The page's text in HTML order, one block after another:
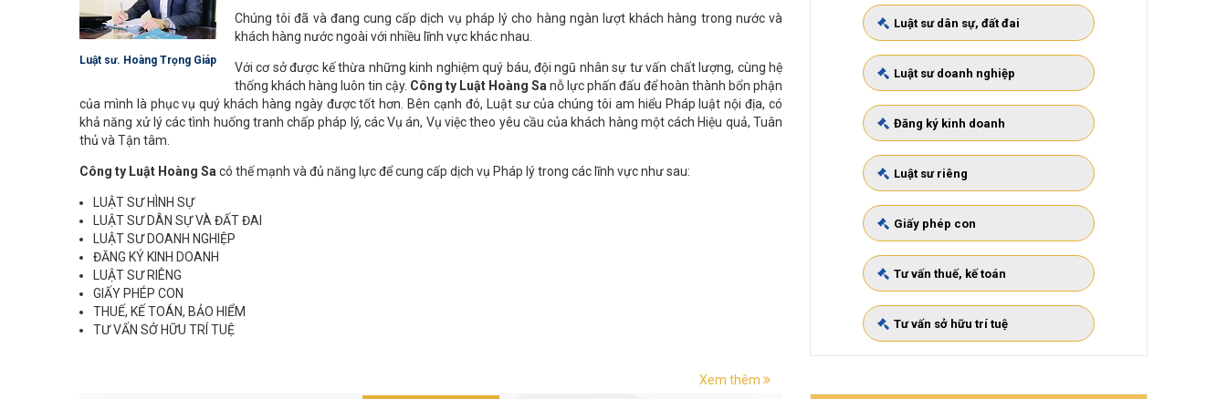
Luật sư. Hoàng Trọng Giáp
Chúng tôi đã và đang cung cấp dịch vụ pháp lý cho hàng ngàn lượt khách hàng trong nước và
khách hàng nước ngoài với nhiều lĩnh vực khác nhau.
Với cơ sở được kế thừa những kinh nghiệm quý báu, đội ngũ nhân sự tư vấn chất lượng, cùng hệ
thống khách hàng luôn tin cậy. Công ty Luật Hoàng Sa nỗ lực phấn đấu để hoàn thành bổn phận
của mình là phục vụ quý khách hàng ngày được tốt hơn. Bên cạnh đó, Luật sư của chúng tôi am hiểu Pháp luật nội địa, có
khả năng xử lý các tình huống tranh chấp pháp lý, các Vụ án, Vụ việc theo yêu cầu của khách hàng một cách Hiệu quả, Tuân
thủ và Tận tâm.
Công ty Luật Hoàng Sa có thế mạnh và đủ năng lực để cung cấp dịch vụ Pháp lý trong các lĩnh vực như sau:
LUẬT SƯ HÌNH SỰ
LUẬT SƯ DÂN SỰ VÀ ĐẤT ĐAI
LUẬT SƯ DOANH NGHIỆP
ĐĂNG KÝ KINH DOANH
LUẬT SƯ RIÊNG
GIẤY PHÉP CON
THUẾ, KẾ TOÁN, BẢO HIỂM
TƯ VẤN SỞ HỮU TRÍ TUỆ
Xem thêm
Luật sư dân sự, đất đai
Luật sư doanh nghiệp
Đăng ký kinh doanh
Luật sư riêng
Giấy phép con
Tư vấn thuế, kế toán
Tư vấn sở hữu trí tuệ